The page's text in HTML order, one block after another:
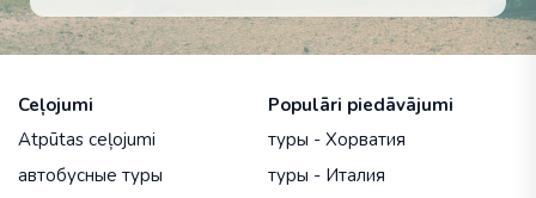
Ceļojumi
Atpūtas ceļojumi
автобусные туры
Populāri piedāvājumi
туры - Хорватия
туры - Италия